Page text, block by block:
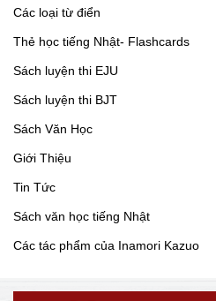
Các loại từ điển
Thẻ học tiếng Nhật- Flashcards
Sách luyện thi EJU
Sách luyện thi BJT
Sách Văn Học
Giới Thiệu
Tin Tức
Sách văn học tiếng Nhật
Các tác phẩm của Inamori Kazuo